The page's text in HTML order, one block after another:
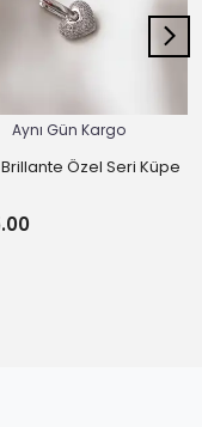
Aynı Gün Kargo
Özel Seri Küpe